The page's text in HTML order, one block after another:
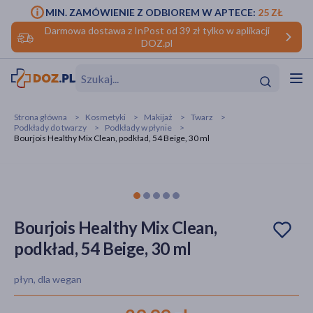
Darmowa dostawa z InPost od 39 zł tylko w aplikacji
DOZ.pl
MIN. ZAMÓWIENIE Z ODBIOREM W APTECE: 25 ZŁ
Strona główna Kosmetyki Makijaż
Twarz
Podkłady do twarzy
Podkłady w płynie
Bourjois Healthy Mix Clean, podkład, 54 Beige, 30 ml
Bourjois Healthy Mix Clean,
podkład, 54 Beige, 30 ml
płyn, dla wegan